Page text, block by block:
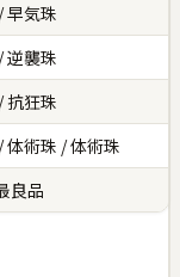
早気珠
逆襲珠
抗狂珠
体術珠 / 体術珠
良品